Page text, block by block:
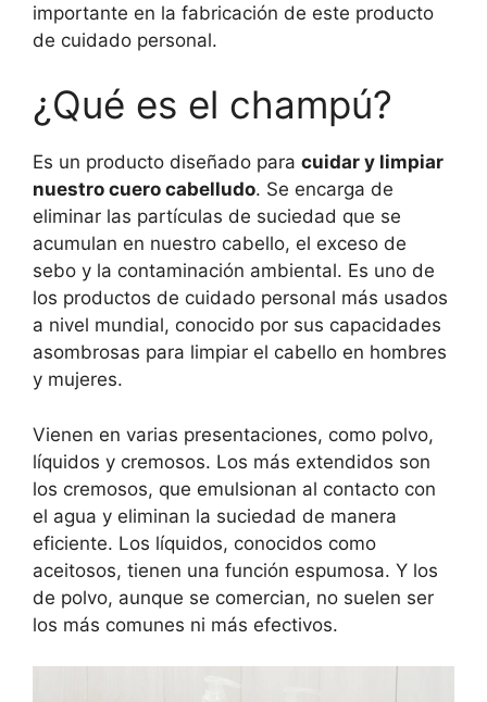
importante en la fabricación de este producto
de cuidado personal.
¿Qué es el champú?
Es un producto diseñado para cuidar y limpiar
nuestro cuero cabelludo. Se encarga de
eliminar las partículas de suciedad que se
acumulan en nuestro cabello, el exceso de
sebo y la contaminación ambiental. Es uno de
los productos de cuidado personal más usados
a nivel mundial, conocido por sus capacidades
asombrosas para limpiar el cabello en hombres
y mujeres.
Vienen en varias presentaciones, como polvo,
líquidos y cremosos. Los más extendidos son
los cremosos, que emulsionan al contacto con
el agua y eliminan la suciedad de manera
eficiente. Los líquidos, conocidos como
aceitosos, tienen una función espumosa. Y los
de polvo, aunque se comercian, no suelen ser
los más comunes ni más efectivos.